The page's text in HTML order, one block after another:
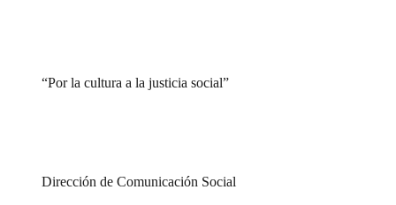
“Por la cultura a la justicia social”
Dirección de Comunicación Social